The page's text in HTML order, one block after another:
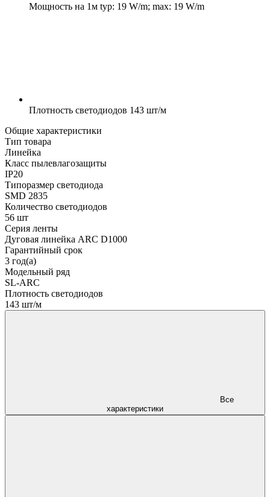
Мощность на 1м typ: 19 W/m; max: 19 W/m
Плотность светодиодов 143 шт/м
Общие характеристики
Тип товара
Линейка
Класс пылевлагозащиты
IP20
Типоразмер светодиода
SMD 2835
Количество светодиодов
56 шт
Серия ленты
Дуговая линейка ARC D1000
Гарантийный срок
3 год(а)
Модельный ряд
SL-ARC
Плотность светодиодов
143 шт/м
характеристики